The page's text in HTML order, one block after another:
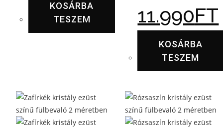
KOSÁRBA
TESZEM
11.990FT
KOSÁRBA
TESZEM